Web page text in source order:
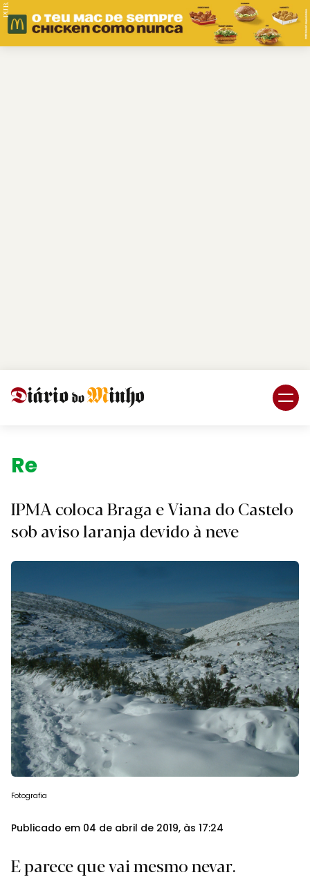
PUB.
Região.
IPMA coloca Braga e Viana do Castelo
sob aviso laranja devido à neve
Fotografia
Publicado em 04 de abril de 2019, às 17:24
E parece que vai mesmo nevar.